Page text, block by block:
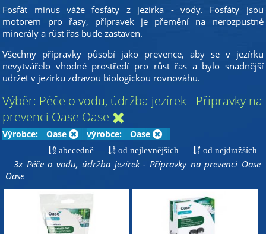
Fosfát minus váže fosfáty z jezírka - vody. Fosfáty jsou
motorem pro řasy, přípravek je přemění na nerozpustné
minerály a růst řas bude zastaven.
Všechny přípravky působí jako prevence, aby se v jezírku
nevytvářelo vhodné prostředí pro růst řas a bylo snadnější
udržet v jezírku zdravou biologickou rovnováhu.
Výběr: Péče o vodu, údržba jezírek - Přípravky na
prevenci Oase Oase
Výrobce: Oase výrobce: Oase
abecedně od nejlevnějších od nejdražších
3x Péče o vodu, údržba jezírek - Přípravky na prevenci Oase
Oase